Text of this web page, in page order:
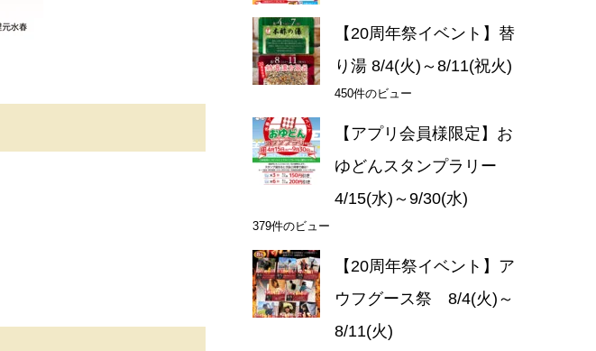
【20周年祭イベント】替
り湯 8/4(火)～8/11(祝火)
450件のビュー
【アプリ会員様限定】お
ゆどんスタンプラリー
4/15(水)～9/30(水)
379件のビュー
【20周年祭イベント】ア
ウフグース祭 8/4(火)～
8/11(火)